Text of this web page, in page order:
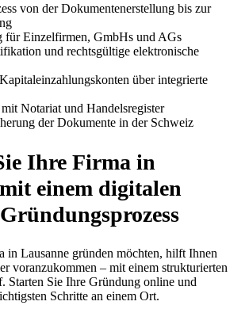
von der Dokumentenerstellung bis zur
für Einzelfirmen, GmbHs und AGs
und rechtsgültige elektronische
über integrierte
Notariat und Handelsregister
der Dokumente in der Schweiz
Ihre Firma in
mit einem digitalen
in Lausanne gründen möchten, hilft Ihnen
voranzukommen – mit einem strukturierten
Starten Sie Ihre Gründung online und
Schritte an einem Ort.